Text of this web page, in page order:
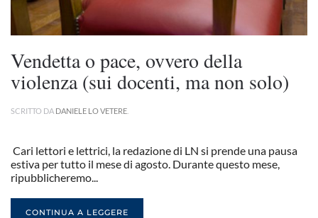
Vendetta o pace, ovvero della
violenza (sui docenti, ma non solo)
SCRITTO DA DANIELE LO VETERE
Cari lettori e lettrici, la redazione di LN si prende una pausa
estiva per tutto il mese di agosto. Durante questo mese,
ripubblicheremo...
CONTINUA A LEGGERE